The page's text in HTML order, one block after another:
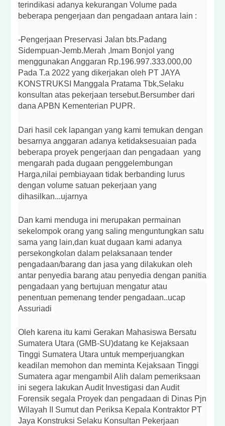
terindikasi adanya kekurangan Volume pada
beberapa pengerjaan dan pengadaan antara lain :
-Pengerjaan Preservasi Jalan bts.Padang
Sidempuan-Jemb.Merah ,Imam Bonjol yang
menggunakan Anggaran Rp.196.997.333.000,00
Pada T.a 2022 yang dikerjakan oleh PT JAYA
KONSTRUKSI Manggala Pratama Tbk,Selaku
konsultan atas pekerjaan tersebut.Bersumber dari
dana APBN Kementerian PUPR.
Dari hasil cek lapangan yang kami temukan dengan
besarnya anggaran adanya ketidaksesuaian pada
beberapa proyek pengerjaan dan pengadaan yang
mengarah pada dugaan penggelembungan
Harga,nilai pembiayaan tidak berbanding lurus
dengan volume satuan pekerjaan yang
dihasilkan...ujarnya
Dan kami menduga ini merupakan permainan
sekelompok orang yang saling menguntungkan satu
sama yang lain,dan kuat dugaan kami adanya
persekongkolan dalam pelaksanaan tender
pengadaan/barang dan jasa yang dilakukan oleh
antar penyedia barang atau penyedia dengan panitia
pengadaan yang bertujuan mengatur atau
penentuan pemenang tender pengadaan..ucap
Assuriadi
Oleh karena itu kami Gerakan Mahasiswa Bersatu
Sumatera Utara (GMB-SU)datang ke Kejaksaan
Tinggi Sumatera Utara untuk memperjuangkan
keadilan memohon dan meminta Kejaksaan Tinggi
Sumatera agar mengambil Alih dalam pemeriksaan
ini segera lakukan Audit Investigasi dan Audit
Forensik segala Proyek dan pengadaan di Dinas Pjn
Wilayah II Sumut dan Periksa Kepala Kontraktor PT
Jaya Konstruksi Selaku Konsultan Pekerjaan